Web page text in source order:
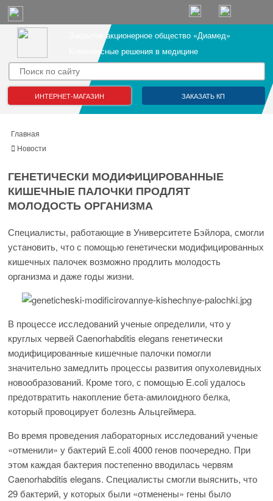
Закрытое акционерное общество «Диамед»
Комплексные решения в медицине
ИНТЕРНЕТ-МАГАЗИН ЗАКАЗАТЬ КП
Главная
Новости
ГЕНЕТИЧЕСКИ МОДИФИЦИРОВАННЫЕ
КИШЕЧНЫЕ ПАЛОЧКИ ПРОДЛЯТ
МОЛОДОСТЬ ОРГАНИЗМА
Специалисты, работающие в Университете Бэйлора, смогли
установить, что с помощью генетически модифицированных
кишечных палочек возможно продлить молодость
организма и даже годы жизни.
В процессе исследований ученые определили, что у
круглых червей Caenorhabditis elegans генетически
модифицированные кишечные палочки помогли
значительно замедлить процессы развития опухолевидных
новообразований. Кроме того, с помощью E.coli удалось
предотвратить накопление бета-амилоидного белка,
который провоцирует болезнь Альцгеймера.
Во время проведения лабораторных исследований ученые
«отменили» у бактерий E.coli 4000 генов поочередно. При
этом каждая бактерия постепенно вводилась червям
Caenorhabditis elegans. Специалисты смогли выяснить, что
29 бактерий, у которых были «отменены» гены было